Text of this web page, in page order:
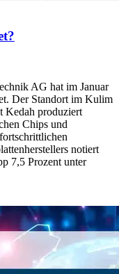
AG hat im Januar
Der Standort im Kulim
Kedah produziert
Chips und
notiert
7,5 Prozent unter